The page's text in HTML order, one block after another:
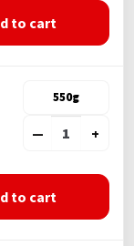
to cart
550g
— +
to cart